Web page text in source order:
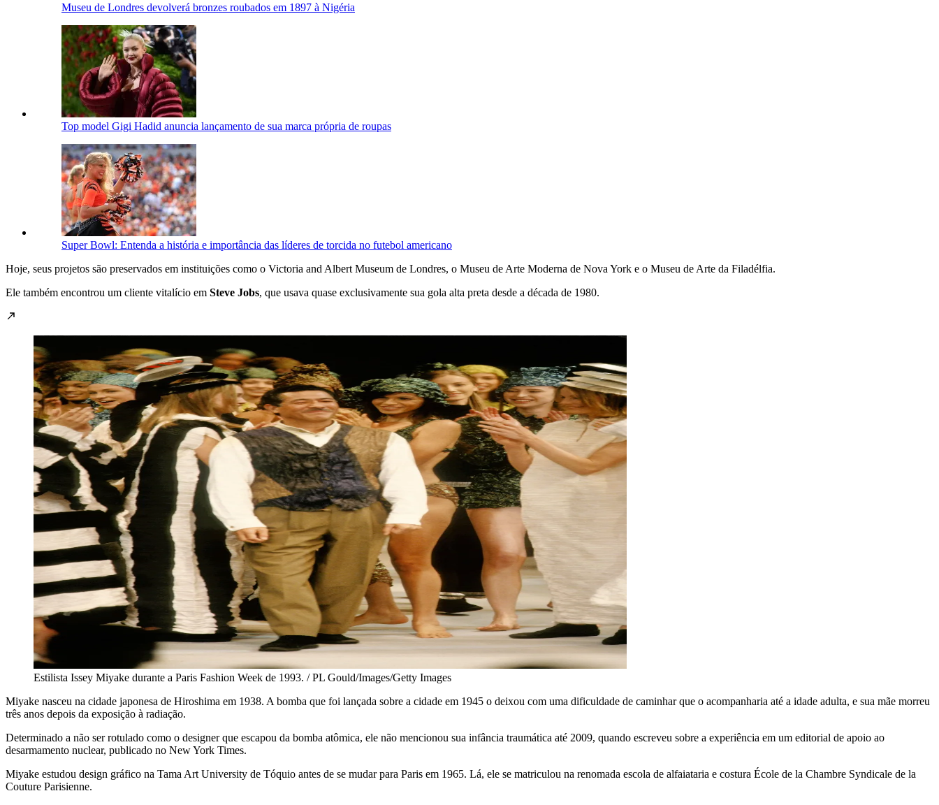
Museu de Londres devolverá bronzes roubados em 1897 à Nigéria
Top model Gigi Hadid anuncia lançamento de sua marca própria de roupas
Super Bowl: Entenda a história e importância das líderes de torcida no futebol americano
Hoje, seus projetos são preservados em instituições como o Victoria and Albert Museum de Londres, o Museu de Arte Moderna de Nova York e o Museu de Arte da Filadélfia.
Ele também encontrou um cliente vitalício em Steve Jobs, que usava quase exclusivamente sua gola alta preta desde a década de 1980.
Estilista Issey Miyake durante a Paris Fashion Week de 1993. / PL Gould/Images/Getty Images
Miyake nasceu na cidade japonesa de Hiroshima em 1938. A bomba que foi lançada sobre a cidade em 1945 o deixou com uma dificuldade de caminhar que o acompanharia até a idade adulta, e sua mãe morreu
três anos depois da exposição à radiação.
Determinado a não ser rotulado como o designer que escapou da bomba atômica, ele não mencionou sua infância traumática até 2009, quando escreveu sobre a experiência em um editorial de apoio ao
desarmamento nuclear, publicado no New York Times.
Miyake estudou design gráfico na Tama Art University de Tóquio antes de se mudar para Paris em 1965. Lá, ele se matriculou na renomada escola de alfaiataria e costura École de la Chambre Syndicale de la
Couture Parisienne.